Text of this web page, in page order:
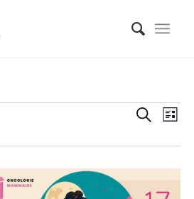
Recherche
de
Liste